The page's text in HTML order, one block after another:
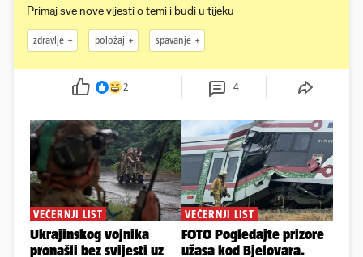
Primaj sve nove vijesti o temi i budi u tijeku
zdravlje položaj spavanje
2 4